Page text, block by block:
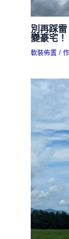
別再踩
變豪宅！
軟裝佈置 /